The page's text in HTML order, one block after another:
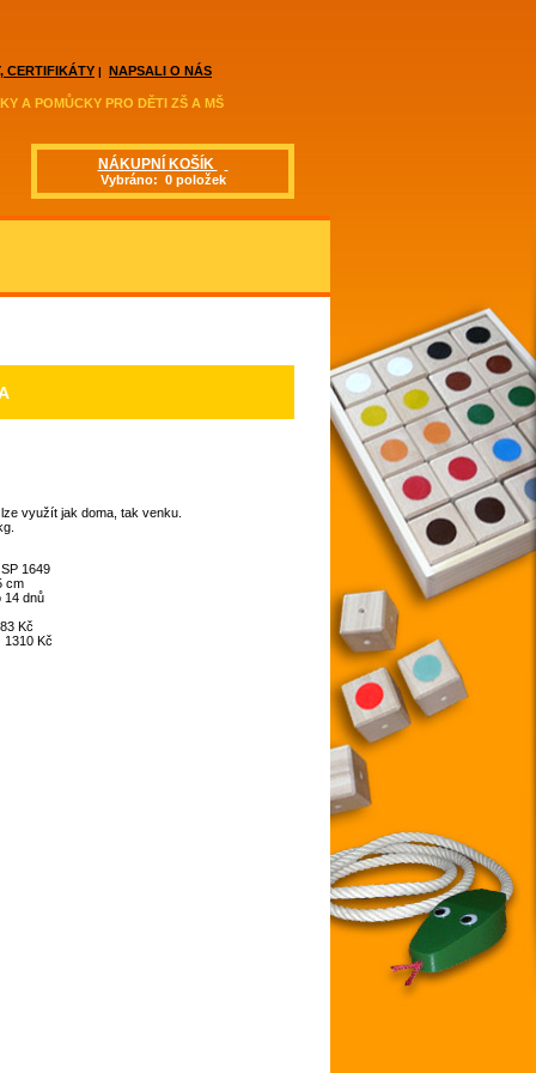
A POMŮCKY PRO DĚTI ZŠ A MŠ
CERTIFIKÁTY | NAPSALI O NÁS
NÁKUPNÍ KOŠÍK
Vybráno: 0 položek
využít jak doma, tak venku.
SP 1649
cm
14 dnů
Kč
1310 Kč